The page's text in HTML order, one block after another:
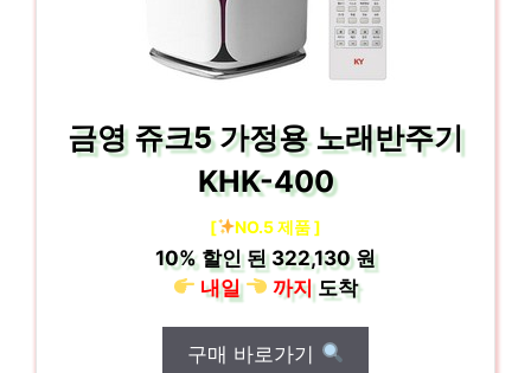
금영 쥬크5 가정용 노래반주기
KHK-400
[ NO.5 제품 ]
10% 할인 된322,130 원
내일
까지도착
구매 바로가기